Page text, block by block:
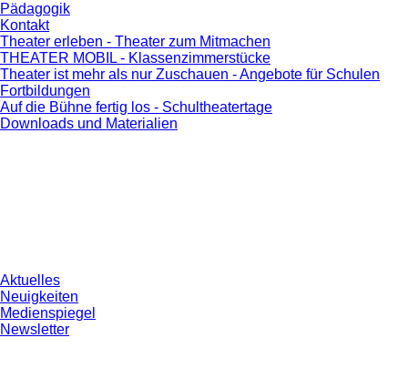
Pädagogik
Kontakt
Theater erleben - Theater zum Mitmachen
THEATER MOBIL - Klassenzimmerstücke
Theater ist mehr als nur Zuschauen - Angebote für Schulen
Fortbildungen
Auf die Bühne fertig los - Schultheatertage
Downloads und Materialien
Aktuelles
Neuigkeiten
Medienspiegel
Newsletter